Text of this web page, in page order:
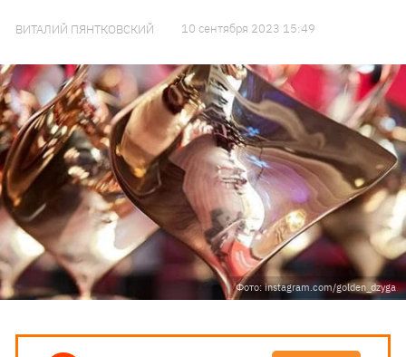
ВИТАЛИЙ ПЯНТКОВСКИЙ 10 сентября 2023 15:49
Фото: instagram.com/golden_dzyga